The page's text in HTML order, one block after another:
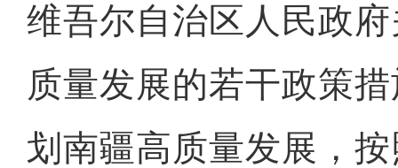
维吾尔自治区人民政
质量发展的若干政策
划南疆高质量发展，